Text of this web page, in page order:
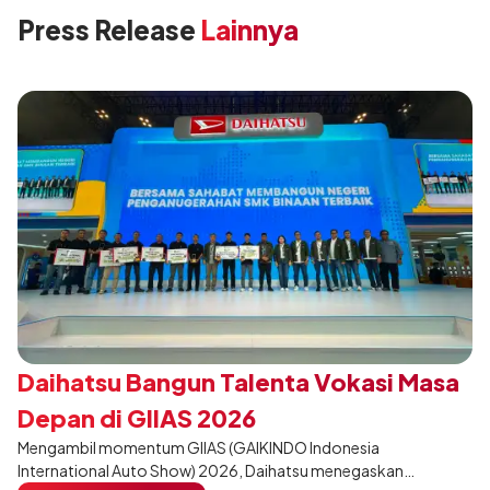
Press Release Lainnya
Daihatsu Bangun Talenta Vokasi Masa
Depan di GIIAS 2026
Mengambil momentum GIIAS (GAIKINDO Indonesia
International Auto Show) 2026, Daihatsu menegaskan